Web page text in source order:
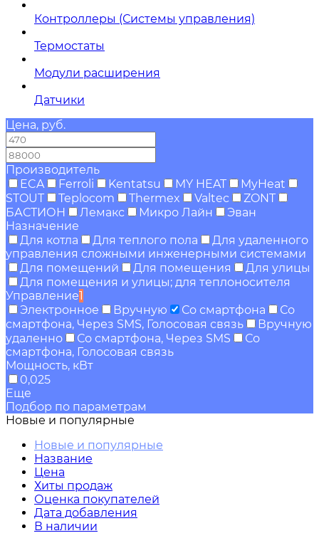
Контроллеры (Системы управления)
Термостаты
Модули расширения
Датчики
Цена, руб.
Производитель
ECA
Ferroli Kentatsu MY HEAT
MyHeat
STOUT
Teplocom Thermex Valtec
ZONT
БАСТИОН
Лемакс Микро Лайн
Эван
Назначение
Для котла
Для теплого пола
Для удаленного
управления сложными инженерными системами
Для помещений
Для помещения
Для улицы
Для помещения и улицы; для теплоносителя
Управление1
Электронное
Вручную Со смартфона
Со
смартфона, Через SMS, Голосовая связь
Вручную
удаленно
Со смартфона, Через SMS
Со
смартфона, Голосовая связь
Мощность, кВт
0,025
Еще
Подбор по параметрам
Новые и популярные
Новые и популярные
Название
Цена
Хиты продаж
Оценка покупателей
Дата добавления
В наличии